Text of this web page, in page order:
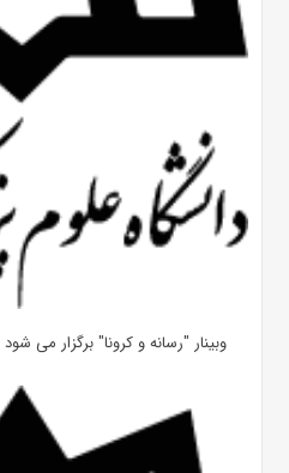
وبینار "رسانه و کرونا" برگزار می شود